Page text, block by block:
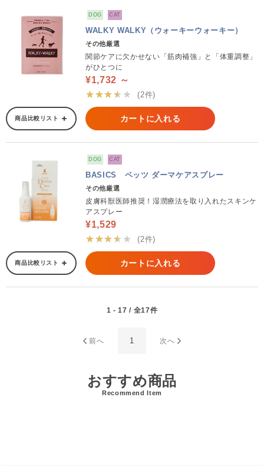
DOG CAT
WALKY WALKY（ウォーキーウォーキー）
その他厳選
関節ケアに欠かせない「筋肉補強」と「体重調整」
がひとつに
¥1,732 ～
★★★★★
(2件)
商品比較リスト カートに入れる
DOG CAT
BASICS ベッツ ダーマケアスプレー
その他厳選
皮膚科獣医師推奨！湿潤療法を取り入れたスキンケ
アスプレー
¥1,529
★★★★★
(2件)
商品比較リスト カートに入れる
1 - 17 / 全17件
前へ 1 次へ
おすすめ商品
Recommend Item